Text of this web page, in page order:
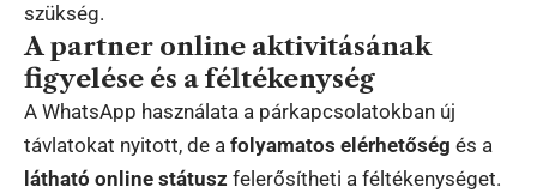
szükség.
A partner online aktivitásának
figyelése és a féltékenység
A WhatsApp használata a párkapcsolatokban új
távlatokat nyitott, de a folyamatos elérhetőség és a
látható online státusz felerősítheti a féltékenységet.